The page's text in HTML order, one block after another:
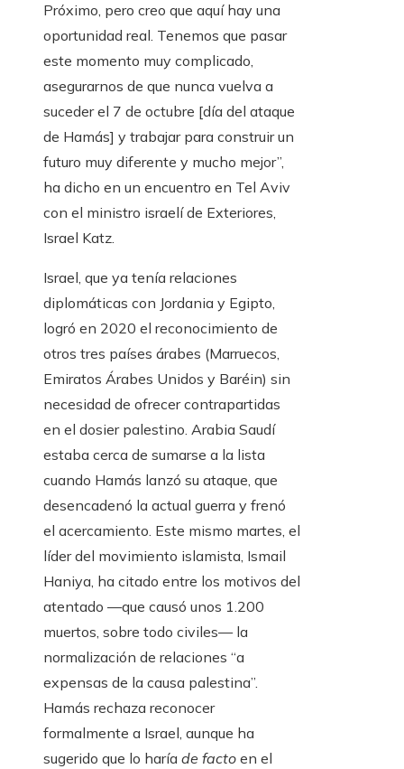
Próximo, pero creo que aquí hay una
oportunidad real. Tenemos que pasar
este momento muy complicado,
asegurarnos de que nunca vuelva a
suceder el 7 de octubre [día del ataque
de Hamás] y trabajar para construir un
futuro muy diferente y mucho mejor”,
ha dicho en un encuentro en Tel Aviv
con el ministro israelí de Exteriores,
Israel Katz.
Israel, que ya tenía relaciones
diplomáticas con Jordania y Egipto,
logró en 2020 el reconocimiento de
otros tres países árabes (Marruecos,
Emiratos Árabes Unidos y Baréin) sin
necesidad de ofrecer contrapartidas
en el dosier palestino. Arabia Saudí
estaba cerca de sumarse a la lista
cuando Hamás lanzó su ataque, que
desencadenó la actual guerra y frenó
el acercamiento. Este mismo martes, el
líder del movimiento islamista, Ismail
Haniya, ha citado entre los motivos del
atentado —que causó unos 1.200
muertos, sobre todo civiles— la
normalización de relaciones “a
expensas de la causa palestina”.
Hamás rechaza reconocer
formalmente a Israel, aunque ha
sugerido que lo haría de facto en el